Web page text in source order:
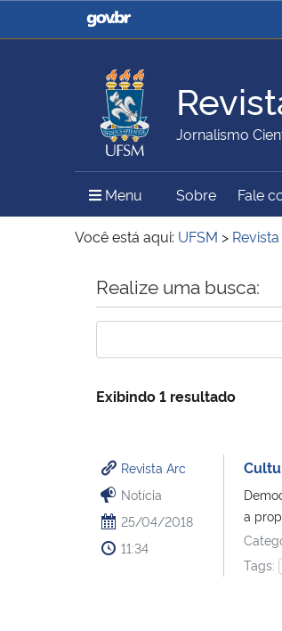
Casa Civil
Ministério da Agricultura,
Pecuária e Abastecimento
Ministério do Meio Ambiente
Jornalismo
Menu Menu Principal do
Sobre Fale
Você está aqui: UFSM >
Início do conteúdo
Realize uma busca:
Exibindo 1 resultado
Revista Arc
Notícia
25/04/2018
11:34
a
Tags: